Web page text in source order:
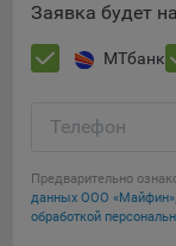
Заявка будет
МТбанк
Телефон
Предварительно
данных ООО «Майфин»
обработкой